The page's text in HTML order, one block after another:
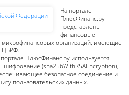
На портале
ПлюсФинанс.ру
представлены
финансовые
микрофинансовых организаций, имеющие
ЦБРФ.
ПлюсФинанс.ру используется
шифрование (sha256WithRSAEncryption),
безопасное соединение и
пользовательских данных.